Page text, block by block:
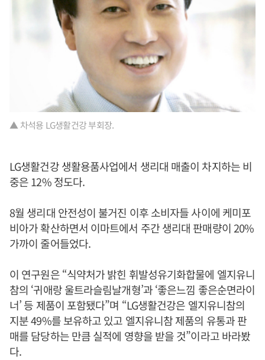
▲ 차석용 LG생활건강 부회장.
LG생활건강 생활용품사업에서 생리대 매출이 차지하는 비
중은 12% 정도다.
8월 생리대 안전성이 불거진 이후 소비자들 사이에 케미포
비아가 확산하면서 이마트에서 주간 생리대 판매량이 20%
가까이 줄어들었다.
이 연구원은 “식약처가 밝힌 휘발성유기화합물에 엘지유니
참의 ‘귀애랑 울트라슬림날개형’과 ‘좋은느낌 좋은순면라이
너’ 등 제품이 포함됐다”며 “LG생활건강은 엘지유니참의
지분 49%를 보유하고 있고 엘지유니참 제품의 유통과 판
매를 담당하는 만큼 실적에 영향을 받을 것”이라고 바라봤
다.